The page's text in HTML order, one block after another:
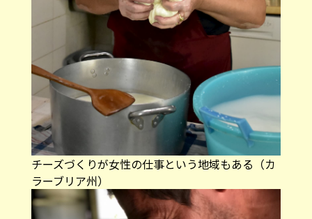
チーズづくりが女性の仕事という地域もある（カ
ラーブリア州）